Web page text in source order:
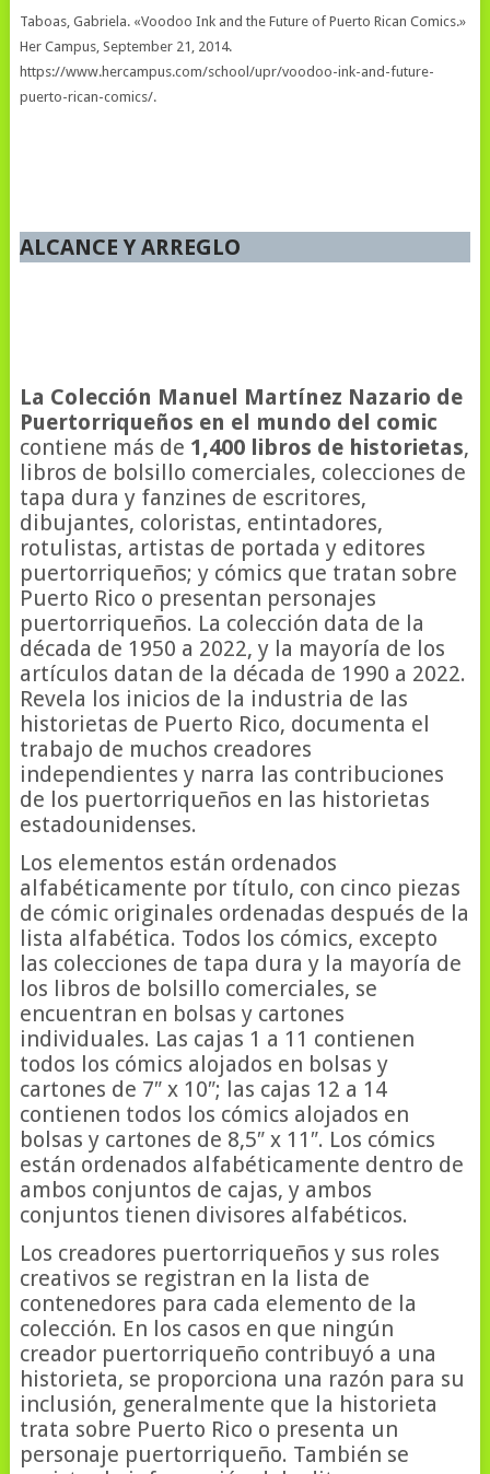
Taboas, Gabriela. «Voodoo Ink and the Future of Puerto Rican Comics.»
Her Campus, September 21, 2014.
https://www.hercampus.com/school/upr/voodoo-ink-and-future-
puerto-rican-comics/.
ALCANCE Y ARREGLO
La Colección Manuel Martínez Nazario de
Puertorriqueños en el mundo del comic
contiene más de 1,400 libros de historietas,
libros de bolsillo comerciales, colecciones de
tapa dura y fanzines de escritores,
dibujantes, coloristas, entintadores,
rotulistas, artistas de portada y editores
puertorriqueños; y cómics que tratan sobre
Puerto Rico o presentan personajes
puertorriqueños. La colección data de la
década de 1950 a 2022, y la mayoría de los
artículos datan de la década de 1990 a 2022.
Revela los inicios de la industria de las
historietas de Puerto Rico, documenta el
trabajo de muchos creadores
independientes y narra las contribuciones
de los puertorriqueños en las historietas
estadounidenses.
Los elementos están ordenados
alfabéticamente por título, con cinco piezas
de cómic originales ordenadas después de la
lista alfabética. Todos los cómics, excepto
las colecciones de tapa dura y la mayoría de
los libros de bolsillo comerciales, se
encuentran en bolsas y cartones
individuales. Las cajas 1 a 11 contienen
todos los cómics alojados en bolsas y
cartones de 7″ x 10″; las cajas 12 a 14
contienen todos los cómics alojados en
bolsas y cartones de 8,5″ x 11″. Los cómics
están ordenados alfabéticamente dentro de
ambos conjuntos de cajas, y ambos
conjuntos tienen divisores alfabéticos.
Los creadores puertorriqueños y sus roles
creativos se registran en la lista de
contenedores para cada elemento de la
colección. En los casos en que ningún
creador puertorriqueño contribuyó a una
historieta, se proporciona una razón para su
inclusión, generalmente que la historieta
trata sobre Puerto Rico o presenta un
personaje puertorriqueño. También se